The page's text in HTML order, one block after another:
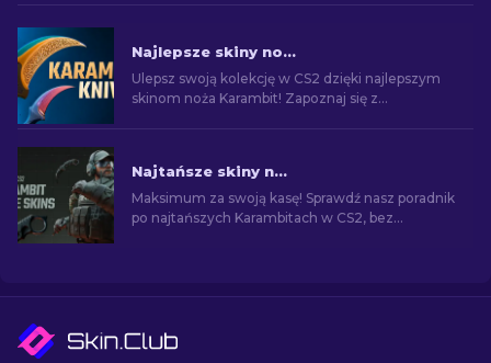
Najlepsze skiny noża Karambit w CS2
Ulepsz swoją kolekcję w CS2 dzięki najlepszym
skinom noża Karambit! Zapoznaj się z
Najtańsze skiny noża Karambit w CS2 [2026]
Maksimum za swoją kasę! Sprawdź nasz poradnik
po najtańszych Karambitach w CS2, bez